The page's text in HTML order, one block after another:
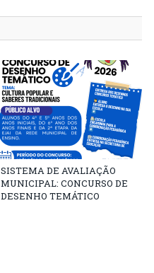
SISTEMA DE AVALIAÇÃO
MUNICIPAL: CONCURSO DE
DESENHO TEMÁTICO